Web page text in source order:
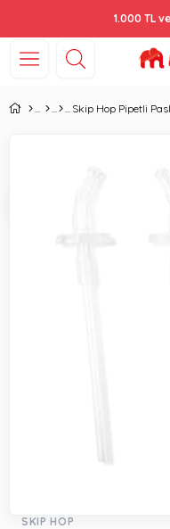
1.000 TL
Skip Hop Pipetli
SKIP HOP